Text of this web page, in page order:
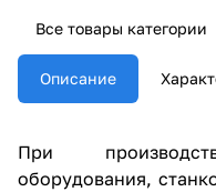
Все товары категории
Описание
При
оборудования,